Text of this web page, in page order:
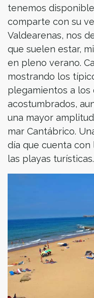
tenemos
comparte con su
Valdearenas, nos
que suelen estar,
en pleno verano.
mostrando los
plegamientos a los
acostumbrados,
una mayor
mar Cantábrico.
día que cuenta
las playas turísticas.